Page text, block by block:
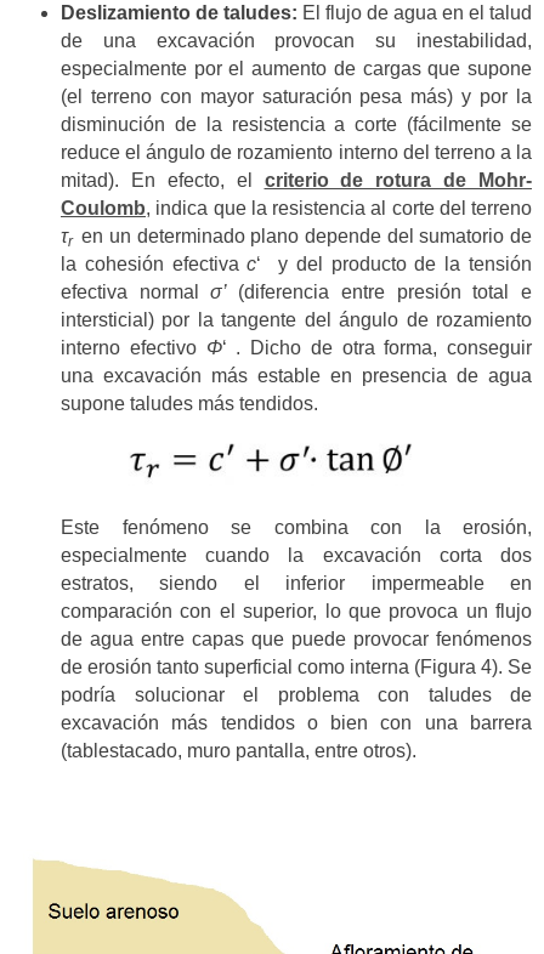
Deslizamiento de taludes: El flujo de agua en el talud
de una excavación provocan su inestabilidad,
especialmente por el aumento de cargas que supone
(el terreno con mayor saturación pesa más) y por la
disminución de la resistencia a corte (fácilmente se
reduce el ángulo de rozamiento interno del terreno a la
mitad). En efecto, el criterio de rotura de Mohr-
Coulomb, indica que la resistencia al corte del terreno
τren un determinado plano depende del sumatorio de
la cohesión efectivac‘ y del producto de la tensión
efectiva normalσ’ (diferencia entre presión total e
intersticial) por la tangente del ángulo de rozamiento
interno efectivo Φ‘ . Dicho de otra forma, conseguir
una excavación más estable en presencia de agua
supone taludes más tendidos.
Este fenómeno se combina con la erosión,
especialmente cuando la excavación corta dos
estratos, siendo el inferior impermeable en
comparación con el superior, lo que provoca un flujo
de agua entre capas que puede provocar fenómenos
de erosión tanto superficial como interna (Figura 4). Se
podría solucionar el problema con taludes de
excavación más tendidos o bien con una barrera
(tablestacado, muro pantalla, entre otros).